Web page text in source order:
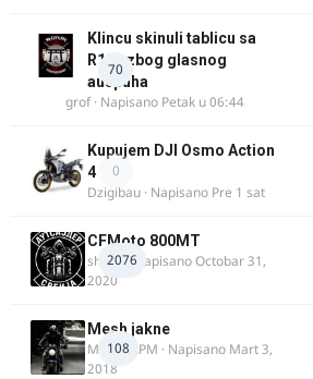
70
Klincu skinuli tablicu sa
R125 zbog glasnog
auspuha
grof· Napisano Petak u 06:44
0
Kupujem DJI Osmo Action
4
Dzigibau · Napisano Pre 1 sat
2076
CFMoto 800MT
shlem· NapisanoOctobar 31,
2020
108
Mesh jakne
MostarRPM · Napisano Mart 3,
2018